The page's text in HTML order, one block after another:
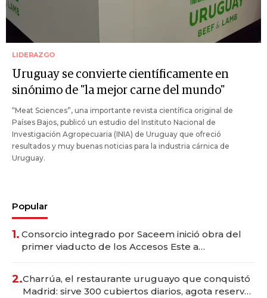
LIDERAZGO
Uruguay se convierte científicamente en
sinónimo de "la mejor carne del mundo"
“Meat Sciences”, una importante revista científica original de
Países Bajos, publicó un estudio del Instituto Nacional de
Investigación Agropecuaria (INIA) de Uruguay que ofreció
resultados y muy buenas noticias para la industria cárnica de
Uruguay.
Popular
1. Consorcio integrado por Saceem inició obra del
primer viaducto de los Accesos Este a
2.Charrúa, el restaurante uruguayo que conquistó
Madrid: sirve 300 cubiertos diarios, agota reservas